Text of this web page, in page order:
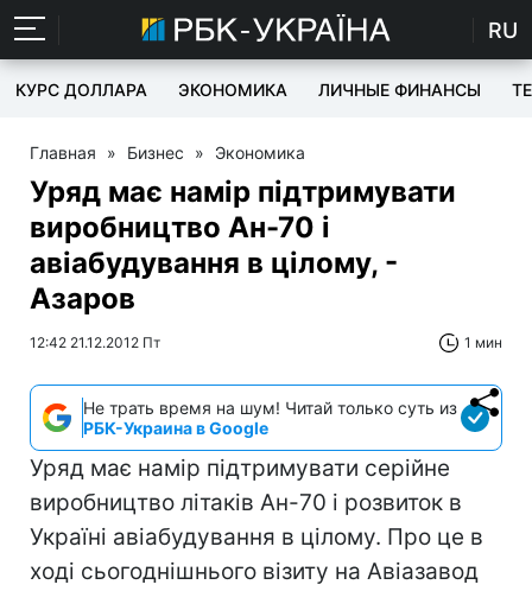
RU
КУРС ДОЛЛАРА ЭКОНОМИКА ЛИЧНЫЕ ФИНАНСЫ
Главная » Бизнес » Экономика
Уряд має намір підтримувати
виробництво Ан-70 і
авіабудування в цілому, -
Азаров
12:42 21.12.2012 Пт 1 мин
Не трать время на шум! Читай только суть из
РБК-Украина в Google
Уряд має намір підтримувати серійне
виробництво літаків Ан-70 і розвиток в
Україні авіабудування в цілому. Про це в
ході сьогоднішнього візиту на Авіазавод